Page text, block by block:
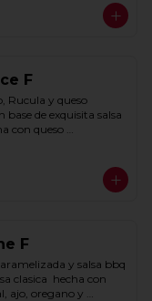
F
Rucula y queso
base de exquisita salsa
con queso
F
y salsa bbq
clasica  hecha con
ajo, oregano y